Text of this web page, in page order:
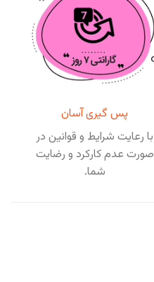
پس گیری آسان
با رعایت شرایط و قوانین در
صورت عدم کارکرد و رضایت
شما.